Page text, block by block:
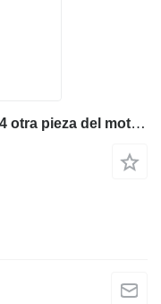
Uplotnitelnoe koltso 401002-00814 otra pieza del motor para Doosan SD300N cargadora de ruedas